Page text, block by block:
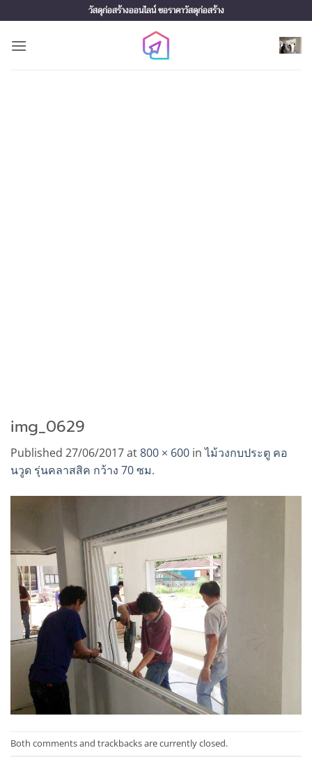
to
content
วัสดุก่อสร้างออนไลน์ ขอราคาวัสดุก่อสร้าง
img_0629
Published 27/06/2017at800 × 600 inไม้วงกบประตู คอ
นวูด รุ่นคลาสสิค กว้าง 70 ซม.
Both comments and trackbacks are currently closed.